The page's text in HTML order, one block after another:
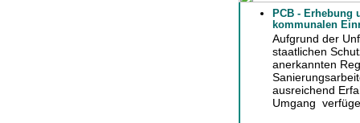
PCB - Erhebung
kommunalen
Aufgrund der
staatlichen
anerkannten
ausreichend
Umgang